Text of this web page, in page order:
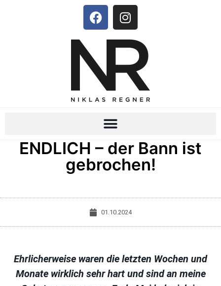
ENDLICH – der Bann ist
gebrochen!
01.10.2024
Ehrlicherweise waren die letzten Wochen und
Monate wirklich sehr hart und sind an meine